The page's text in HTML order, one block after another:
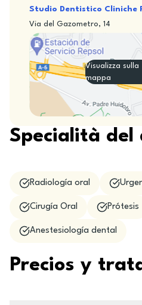
Studio Dentistico Cliniche
Via del Gazometro, 14
Visualizza sulla
mappa
Specialità del
Radiología oral
Cirugía Oral Prótesis
Anestesiología dental
Precios y